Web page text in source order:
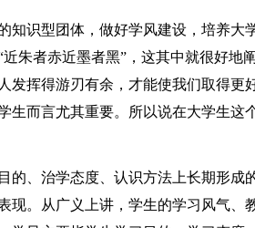
知识型团体，做好学风建设，培养大
朱者赤近墨者黑”，这其中就很好地
发挥得游刃有余，才能使我们取得更
生而言尤其重要。所以说在大学生这
的、治学态度、认识方法上长期形成
现。从广义上讲，学生的学习风气、